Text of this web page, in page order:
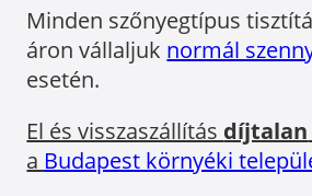
Minden szőnyegtípus
áron vállaljuk normál
esetén.
El és visszaszállítás díjtalan
a Budapest környéki